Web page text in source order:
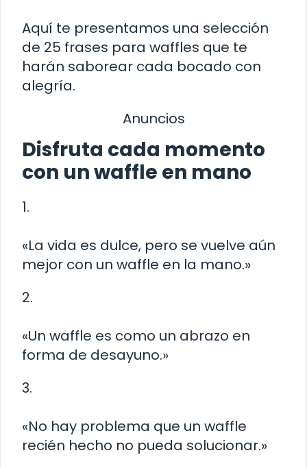
Aquí te presentamos una selección
de 25 frases para waffles que te
harán saborear cada bocado con
alegría.
Anuncios
Disfruta cada momento
con un waffle en mano
1.
«La vida es dulce, pero se vuelve aún
mejor con un waffle en la mano.»
2.
«Un waffle es como un abrazo en
forma de desayuno.»
3.
«No hay problema que un waffle
recién hecho no pueda solucionar.»